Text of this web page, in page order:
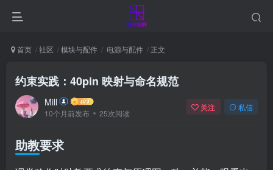
首页 社区 模块与配件 电源与配件 正文
约束实践：40pin 映射与命名规范
Mill
10个月前发布 25次阅读
关注 私信
助教要求